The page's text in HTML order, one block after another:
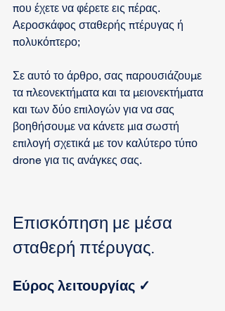
που έχετε να φέρετε εις πέρας.
Αεροσκάφος σταθερής πτέρυγας ή
πολυκόπτερο;
Σε αυτό το άρθρο, σας παρουσιάζουμε
τα πλεονεκτήματα και τα μειονεκτήματα
και των δύο επιλογών για να σας
βοηθήσουμε να κάνετε μια σωστή
επιλογή σχετικά με τον καλύτερο τύπο
drone για τις ανάγκες σας.
Επισκόπηση με μέσα
σταθερή πτέρυγας.
Εύρος λειτουργίας ✓